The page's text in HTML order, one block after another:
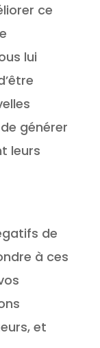
ce
lui
générer
leurs
de
à ces
et